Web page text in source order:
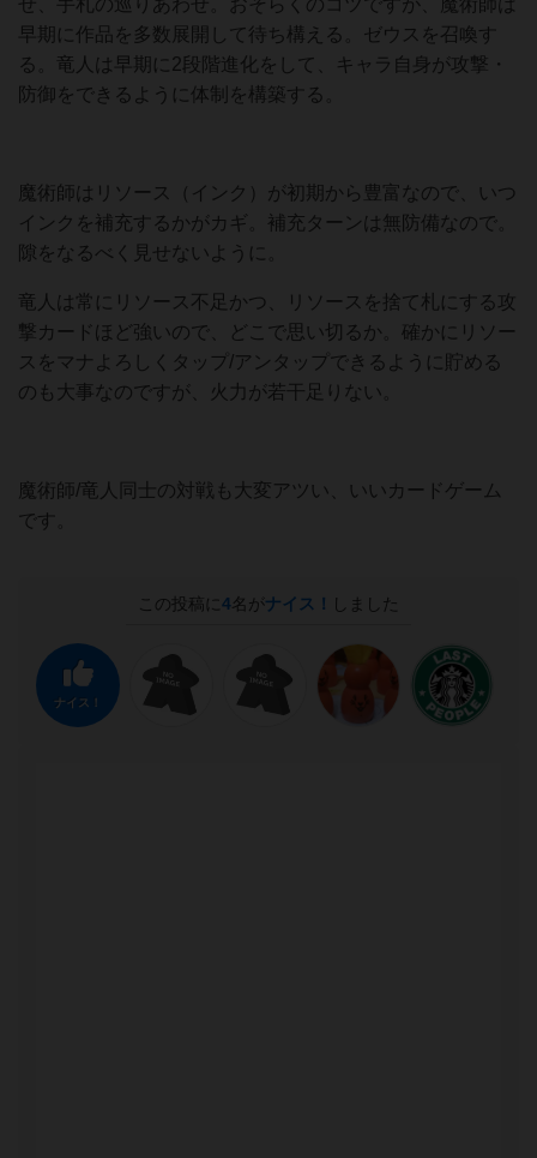
せ、手札の巡りあわせ。おそらくのコツですが、魔術師は
早期に作品を多数展開して待ち構える。ゼウスを召喚す
る。竜人は早期に2段階進化をして、キャラ自身が攻撃・
防御をできるように体制を構築する。
魔術師はリソース（インク）が初期から豊富なので、いつ
インクを補充するかがカギ。補充ターンは無防備なので。
隙をなるべく見せないように。
竜人は常にリソース不足かつ、リソースを捨て札にする攻
撃カードほど強いので、どこで思い切るか。確かにリソー
スをマナよろしくタップ/アンタップできるように貯める
のも大事なのですが、火力が若干足りない。
魔術師/竜人同士の対戦も大変アツい、いいカードゲーム
です。
この投稿に 4名がナイス！ しました
ナイス！